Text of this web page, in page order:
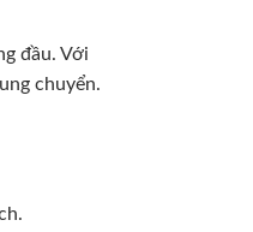
đầu. Với
chuyển.